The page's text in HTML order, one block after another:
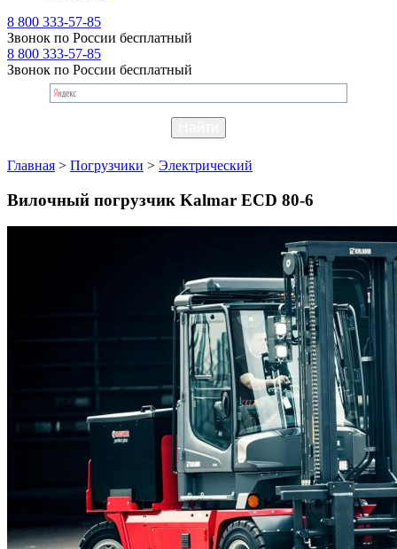
8 800 333-57-85
Звонок по России бесплатный
8 800 333-57-85
Звонок по России бесплатный
Главная > Погрузчики > Электрический
Вилочный погрузчик Kalmar ECD 80-6